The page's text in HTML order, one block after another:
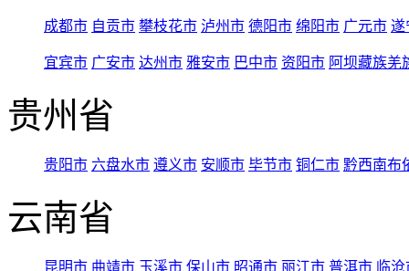
成都市 自贡市 攀枝花市 泸州市 德阳市 绵阳市 广元市 遂
宜宾市 广安市 达州市 雅安市 巴中市 资阳市 阿坝藏族羌
贵州省
贵阳市 六盘水市 遵义市 安顺市 毕节市 铜仁市 黔西南布
云南省
昆明市 曲靖市 玉溪市 保山市 昭通市 丽江市 普洱市 临